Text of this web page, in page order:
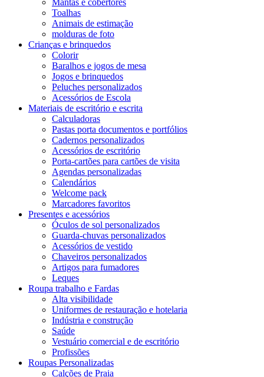
Toalhas
Animais de estimação
molduras de foto
Crianças e brinquedos
Colorir
Baralhos e jogos de mesa
Jogos e brinquedos
Peluches personalizados
Acessórios de Escola
Materiais de escritório e escrita
Calculadoras
Pastas porta documentos e portfólios
Cadernos personalizados
Acessórios de escritório
Porta-cartões para cartões de visita
Agendas personalizadas
Calendários
Welcome pack
Marcadores favoritos
Presentes e acessórios
Óculos de sol personalizados
Guarda-chuvas personalizados
Acessórios de vestido
Chaveiros personalizados
Artigos para fumadores
Leques
Roupa trabalho e Fardas
Alta visibilidade
Uniformes de restauração e hotelaria
Indústria e construção
Saúde
Vestuário comercial e de escritório
Profissões
Roupas Personalizadas
Calções de Praia